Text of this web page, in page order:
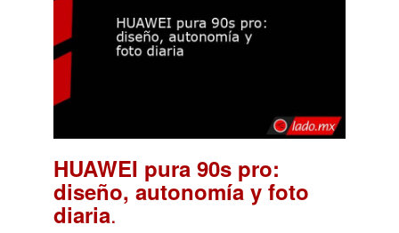
HUAWEI pura 90s pro:
diseño, autonomía y foto
diaria.